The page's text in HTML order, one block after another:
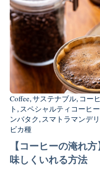
Coffee,サステナブル, コー
ト , スペシャルティコーヒー
ンバタク, スマトラマンデ
ビカ種
【コーヒーの淹れ
味しくいれる方法